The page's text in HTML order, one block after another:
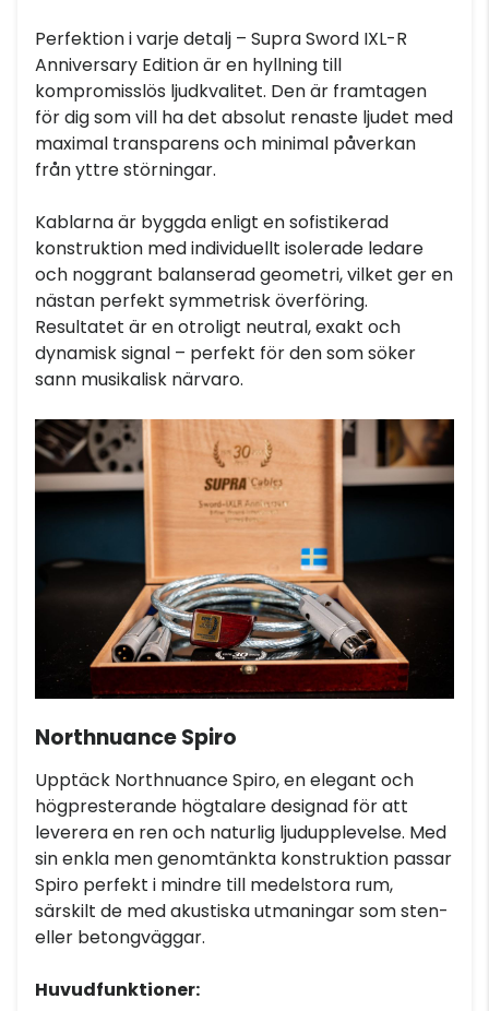
Perfektion i varje detalj – Supra Sword IXL-R
Anniversary Edition är en hyllning till
kompromisslös ljudkvalitet. Den är framtagen
för dig som vill ha det absolut renaste ljudet med
maximal transparens och minimal påverkan
från yttre störningar.
Kablarna är byggda enligt en sofistikerad
konstruktion med individuellt isolerade ledare
och noggrant balanserad geometri, vilket ger en
nästan perfekt symmetrisk överföring.
Resultatet är en otroligt neutral, exakt och
dynamisk signal – perfekt för den som söker
sann musikalisk närvaro.
Northnuance Spiro
Upptäck Northnuance Spiro, en elegant och
högpresterande högtalare designad för att
leverera en ren och naturlig ljudupplevelse. Med
sin enkla men genomtänkta konstruktion passar
Spiro perfekt i mindre till medelstora rum,
särskilt de med akustiska utmaningar som sten-
eller betongväggar.
Huvudfunktioner: